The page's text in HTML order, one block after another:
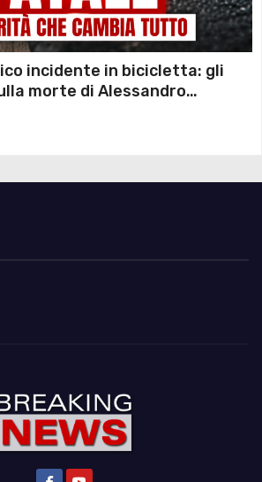
incidente in bicicletta: gli
morte di Alessandro